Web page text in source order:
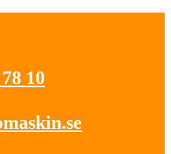
10